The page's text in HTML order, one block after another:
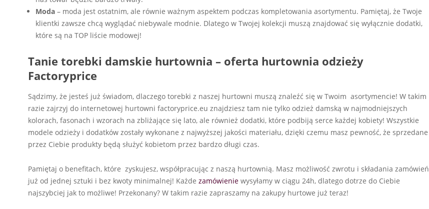
Moda – moda jest ostatnim, ale równie ważnym aspektem podczas kompletowania asortymentu. Pamiętaj, że Twoje
klientki zawsze chcą wyglądać niebywale modnie. Dlatego w Twojej kolekcji muszą znajdować się wyłącznie dodatki,
które są na TOP liście modowej!
Tanie torebki damskie hurtownia – oferta hurtownia odzieży
Factoryprice
Sądzimy, że jesteś już świadom, dlaczego torebki z naszej hurtowni muszą znaleźć się w Twoim asortymencie! W takim
razie zajrzyj do internetowej hurtowni factoryprice.eu znajdziesz tam nie tylko odzież damską w najmodniejszych
kolorach, fasonach i wzorach na zbliżające się lato, ale również dodatki, które podbiją serce każdej kobiety! Wszystkie
modele odzieży i dodatków zostały wykonane z najwyższej jakości materiału, dzięki czemu masz pewność, że sprzedane
przez Ciebie produkty będą służyć kobietom przez bardzo długi czas.
Pamiętaj o benefitach, które zyskujesz, współpracując z naszą hurtownią. Masz możliwość zwrotu i składania zamówień
już od jednej sztuki i bez kwoty minimalnej! Każde zamówienie wysyłamy w ciągu 24h, dlatego dotrze do Ciebie
najszybciej jak to możliwe! Przekonany? W takim razie zapraszamy na zakupy hurtowe już teraz!